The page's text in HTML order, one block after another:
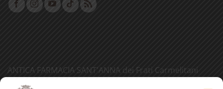
ANTICA FARMACIA SANT'ANNA dei Frati Carmelitani
Scalzi